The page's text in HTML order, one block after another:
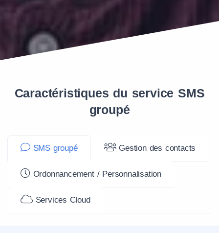
Caractéristiques du service SMS
groupé
SMS groupé Gestion des contacts
Ordonnancement / Personnalisation
Services Cloud